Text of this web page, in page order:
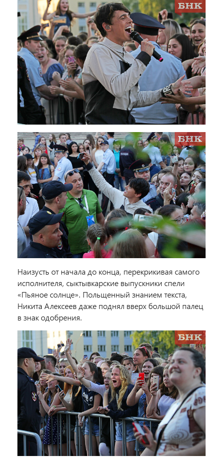
Наизусть от начала до конца, перекрикивая самого
исполнителя, сыктывкарские выпускники спели
«Пьяное солнце». Польщенный знанием текста,
Никита Алексеев даже поднял вверх большой палец
в знак одобрения.